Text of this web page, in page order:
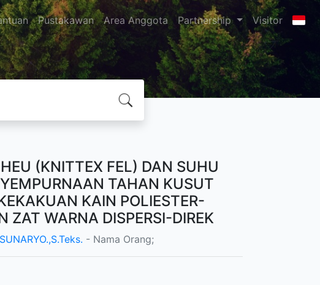
Pustakawan Area Anggota Partnership Visitor
(KNITTEX FEL) DAN SUHU
TAHAN KUSUT
KAIN POLIESTER-
ZAT WARNA DISPERSI-DIREK
- Nama Orang;